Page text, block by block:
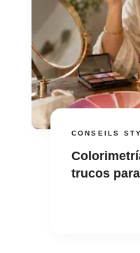
CONSEILS
trucos